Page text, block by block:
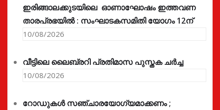
ഇരിങ്ങാലക്കുടയിലെ ഓണാഘോഷം ഇത്തവണ
താരപ്രഭയിൽ : സംഘാടകസമിതി യോഗം 12ന്
10/08/2026
വീട്ടിലെ ലൈബ്രറി പ്രതിമാസ പുസ്തക ചർച്ച
10/08/2026
റോഡുകൾ സഞ്ചാരയോഗ്യമാക്കണം ;